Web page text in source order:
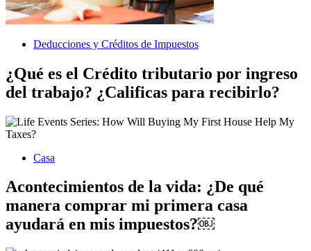
Deducciones y Créditos de Impuestos
¿Qué es el Crédito tributario por ingreso
del trabajo? ¿Calificas para recibirlo?
Casa
Acontecimientos de la vida: ¿De qué
manera comprar mi primera casa
ayudará en mis impuestos?￼